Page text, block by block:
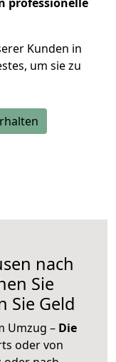
Kunden in
um sie zu
nach
Sie
Sie Geld
Umzug – Die
oder von